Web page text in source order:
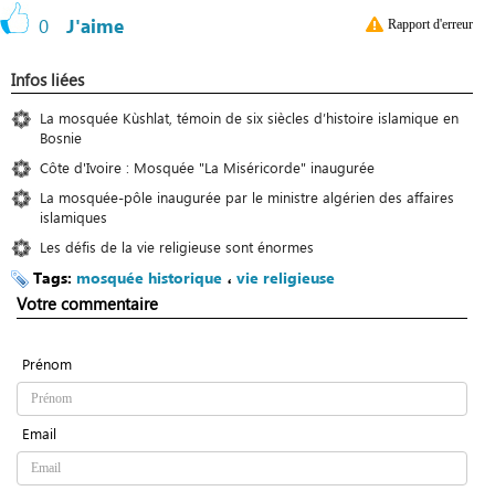
0 J'aime Rapport d'erreur
Infos liées
La mosquée Kùshlat, témoin de six siècles d’histoire islamique en
Bosnie
Côte d'Ivoire : Mosquée "La Miséricorde" inaugurée
La mosquée-pôle inaugurée par le ministre algérien des affaires
islamiques
Les défis de la vie religieuse sont énormes
Tags: mosquée historique ، vie religieuse
Votre commentaire
Prénom
Email